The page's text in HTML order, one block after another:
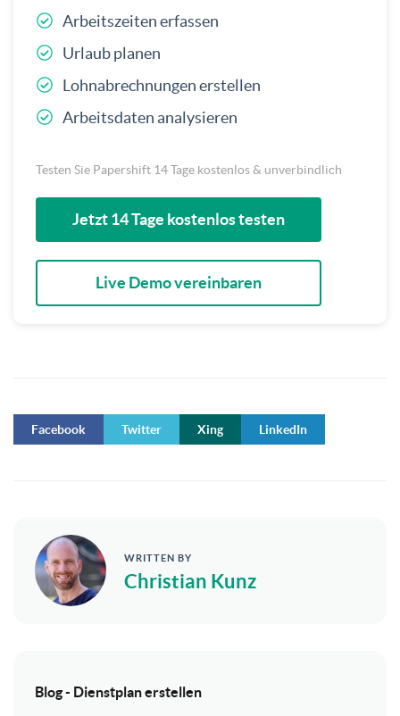
Arbeitszeiten erfassen
Urlaub planen
Lohnabrechnungen erstellen
Arbeitsdaten analysieren
Testen Sie Papershift 14 Tage kostenlos & unverbindlich
Jetzt 14 Tage kostenlos testen
Live Demo vereinbaren
Facebook Twitter Xing LinkedIn
WRITTEN BY
Christian Kunz
Blog - Dienstplan erstellen